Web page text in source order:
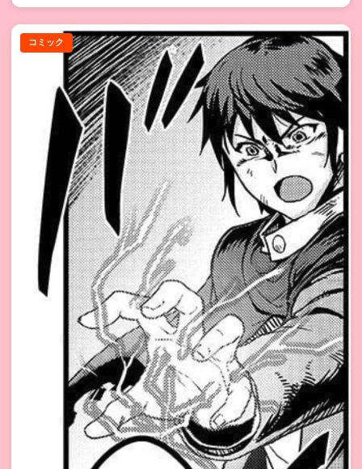
コミック